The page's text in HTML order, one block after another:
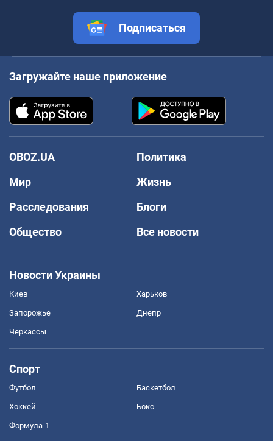
Подписаться
Загружайте наше приложение
OBOZ.UA
Политика
Мир
Жизнь
Расследования
Блоги
Общество
Все новости
Новости Украины
Киев Харьков
Запорожье Днепр
Черкассы
Спорт
Футбол Баскетбол
Хоккей Бокс
Формула-1